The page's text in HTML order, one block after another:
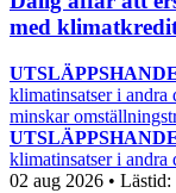
med
klimatinsatser i andra
minskar
klimatinsatser i andra
02 aug 2026 • Lästid: